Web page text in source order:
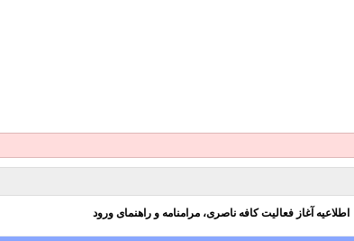
اطلاعیه آغاز فعالیت کافه ناصری، مرامنامه و راهنمای ورود